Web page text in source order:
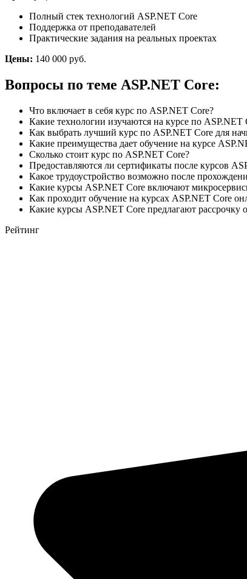
Полный стек технологий ASP.NET Core
Поддержка от преподавателей
Практические задания на реальных проектах
Цены: 140 000 руб.
Вопросы по теме ASP.NET Core:
Что включает в себя курс по ASP.NET Core?
Какие технологии изучаются на курсе по ASP.NET
Как выбрать лучший курс по ASP.NET Core для
Какие преимущества дает обучение на курсе
Сколько стоит курс по ASP.NET Core?
Предоставляются ли сертификаты после курсов
Какое трудоустройство возможно после
Какие курсы ASP.NET Core включают
Как проходит обучение на курсах ASP.NET Core
Какие курсы ASP.NET Core предлагают рассрочку
Рейтинг